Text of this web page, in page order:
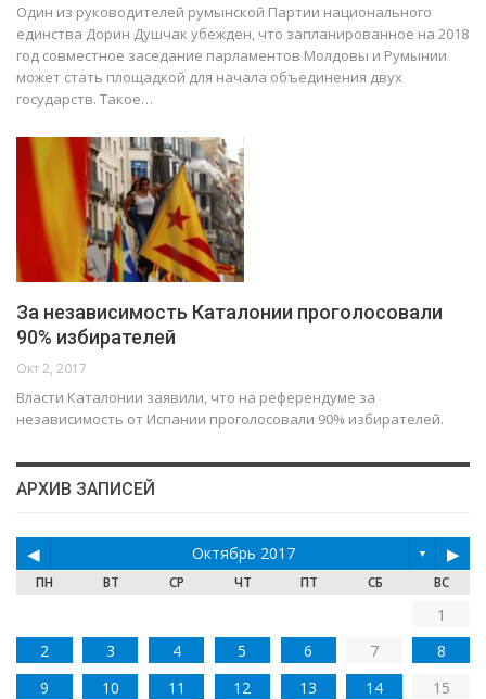
Один из руководителей румынской Партии национального
единства Дорин Душчак убежден, что запланированное на 2018
год совместное заседание парламентов Молдовы и Румынии
может стать площадкой для начала объединения двух
государств. Такое…
За независимость Каталонии проголосовали
90% избирателей
Окт 2, 2017
Власти Каталонии заявили, что на референдуме за
независимость от Испании проголосовали 90% избирателей.
АРХИВ ЗАПИСЕЙ
◀ Октябрь 2017 ▼ ▶
ПН ВТ СР ЧТ ПТ СБ ВС
1
2
3 4 5 6 7
8
9
10 11 12 13 14
15